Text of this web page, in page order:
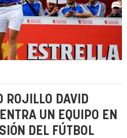
ROJILLO DAVID
UN EQUIPO EN
DEL FÚTBOL